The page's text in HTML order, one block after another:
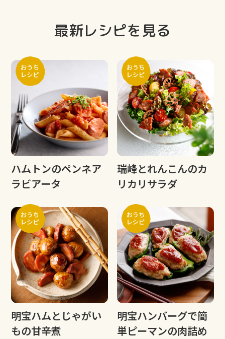
最新レシピを見る
ハムトンのペンネア
ラビアータ
瑞峰とれんこんのカ
リカリサラダ
明宝ハムとじゃがい
もの甘辛煮
明宝ハンバーグで簡
単ピーマンの肉詰め